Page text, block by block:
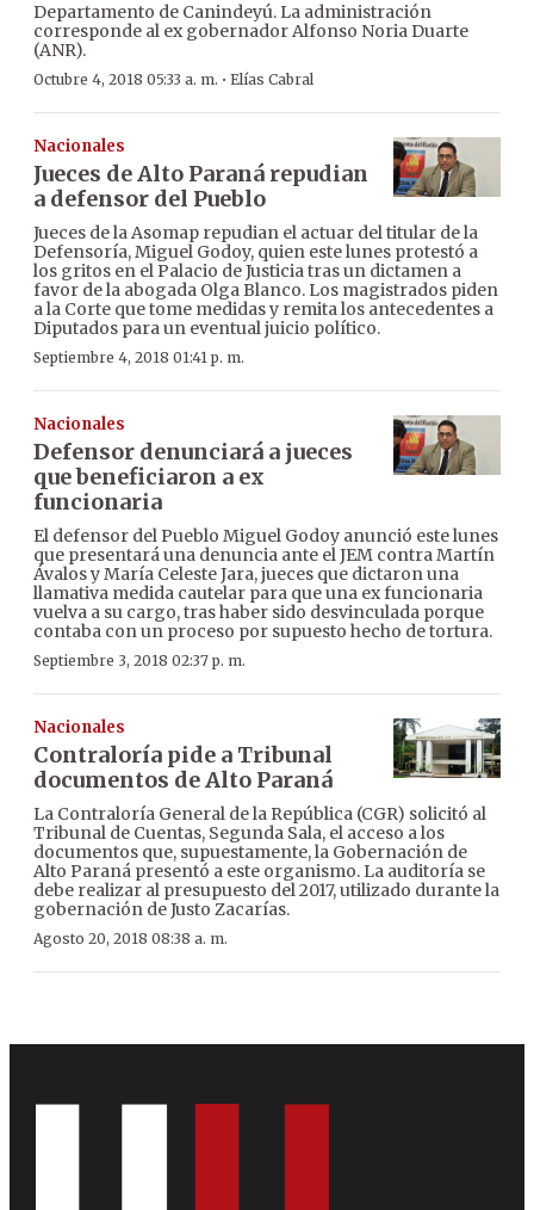
Departamento de Canindeyú. La administración
corresponde al ex gobernador Alfonso Noria Duarte
(ANR).
Octubre 4, 2018 05:33 a. m. · Elías Cabral
Nacionales
Jueces de Alto Paraná repudian
a defensor del Pueblo
Jueces de la Asomap repudian el actuar del titular de la
Defensoría, Miguel Godoy, quien este lunes protestó a
los gritos en el Palacio de Justicia tras un dictamen a
favor de la abogada Olga Blanco. Los magistrados piden
a la Corte que tome medidas y remita los antecedentes a
Diputados para un eventual juicio político.
Septiembre 4, 2018 01:41 p. m.
Nacionales
Defensor denunciará a jueces
que beneficiaron a ex
funcionaria
El defensor del Pueblo Miguel Godoy anunció este lunes
que presentará una denuncia ante el JEM contra Martín
Ávalos y María Celeste Jara, jueces que dictaron una
llamativa medida cautelar para que una ex funcionaria
vuelva a su cargo, tras haber sido desvinculada porque
contaba con un proceso por supuesto hecho de tortura.
Septiembre 3, 2018 02:37 p. m.
Nacionales
Contraloría pide a Tribunal
documentos de Alto Paraná
La Contraloría General de la República (CGR) solicitó al
Tribunal de Cuentas, Segunda Sala, el acceso a los
documentos que, supuestamente, la Gobernación de
Alto Paraná presentó a este organismo. La auditoría se
debe realizar al presupuesto del 2017, utilizado durante la
gobernación de Justo Zacarías.
Agosto 20, 2018 08:38 a. m.